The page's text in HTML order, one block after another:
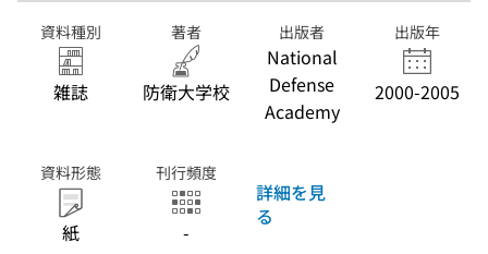
資料種別
雑誌
著者
防衛大学校
出版者
National
Defense
Academy
出版年
2000-2005
資料形態
紙
刊行頻度
-
詳細を見
る